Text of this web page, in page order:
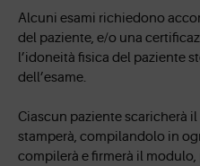
Alcuni esami richiedono
del paziente, e/o una
l’idoneità fisica del paziente
dell’esame.
Ciascun paziente scaricherà
stamperà, compilandolo in
compilerà e firmerà il modulo,